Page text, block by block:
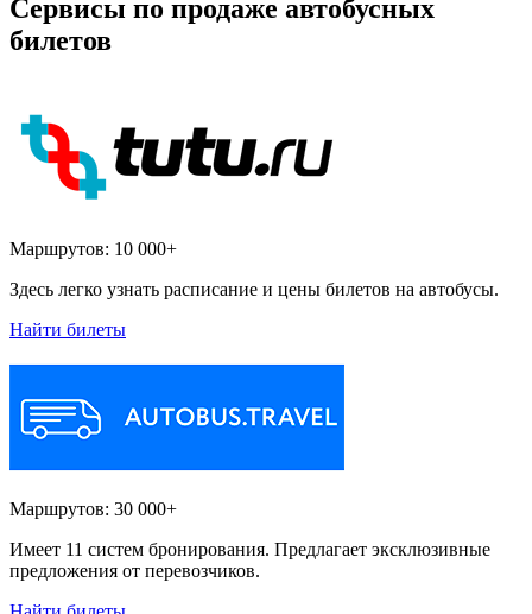
Сервисы по продаже автобусных
билетов
Маршрутов: 10 000+
Здесь легко узнать расписание и цены билетов на автобусы.
Найти билеты
Маршрутов: 30 000+
Имеет 11 систем бронирования. Предлагает эксклюзивные
предложения от перевозчиков.